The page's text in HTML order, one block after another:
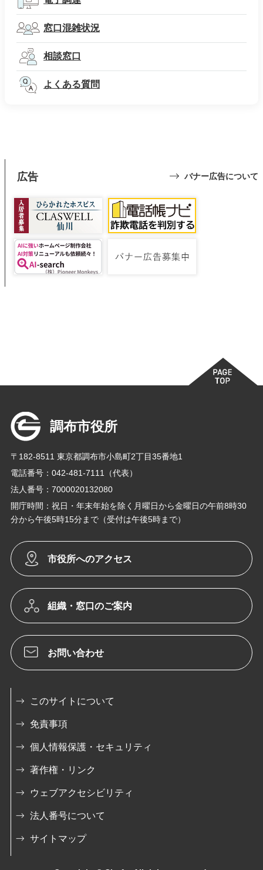
窓口混雑状況
相談窓口
よくある質問
広告 バナー広告について
調布市役所
〒182-8511 東京都調布市小島町2丁目35番地1
電話番号：042-481-7111（代表）
法人番号：7000020132080
開庁時間：祝日・年末年始を除く月曜日から金曜日の午前8時30
分から午後5時15分まで（受付は午後5時まで）
市役所へのアクセス
組織・窓口のご案内
お問い合わせ
このサイトについて
免責事項
個人情報保護・セキュリティ
著作権・リンク
ウェブアクセシビリティ
法人番号について
サイトマップ